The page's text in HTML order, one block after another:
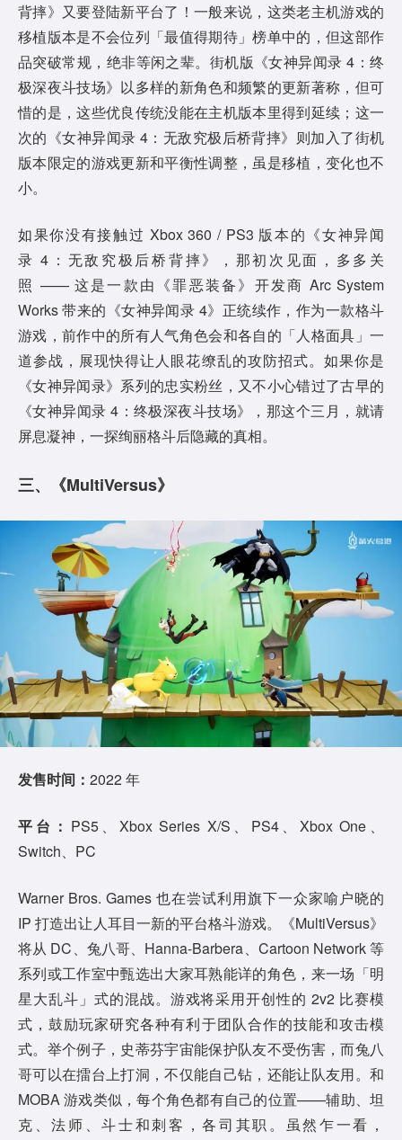
背摔》又要登陆新平台了！一般来说，这类老主机游戏的
移植版本是不会位列「最值得期待」榜单中的，但这部作
品突破常规，绝非等闲之辈。街机版《女神异闻录 4：终
极深夜斗技场》以多样的新角色和频繁的更新著称，但可
惜的是，这些优良传统没能在主机版本里得到延续；这一
次的《女神异闻录 4：无敌究极后桥背摔》则加入了街机
版本限定的游戏更新和平衡性调整，虽是移植，变化也不
小。
如果你没有接触过 Xbox 360 / PS3 版本的《女神异闻
录 4：无敌究极后桥背摔》，那初次见面，多多关
照 —— 这是一款由《罪恶装备》开发商 Arc System
Works 带来的《女神异闻录 4》正统续作，作为一款格斗
游戏，前作中的所有人气角色会和各自的「人格面具」一
道参战，展现快得让人眼花缭乱的攻防招式。如果你是
《女神异闻录》系列的忠实粉丝，又不小心错过了古早的
《女神异闻录 4：终极深夜斗技场》，那这个三月，就请
屏息凝神，一探绚丽格斗后隐藏的真相。
三、《MultiVersus》
发售时间： 2022 年
平台： PS5、Xbox Series X/S、PS4、Xbox One、
Switch、PC
Warner Bros. Games 也在尝试利用旗下一众家喻户晓的
IP 打造出让人耳目一新的平台格斗游戏。《MultiVersus》
将从 DC、兔八哥、Hanna-Barbera、Cartoon Network 等
系列或工作室中甄选出大家耳熟能详的角色，来一场「明
星大乱斗」式的混战。游戏将采用开创性的 2v2 比赛模
式，鼓励玩家研究各种有利于团队合作的技能和攻击模
式。举个例子，史蒂芬宇宙能保护队友不受伤害，而兔八
哥可以在擂台上打洞，不仅能自己钻，还能让队友用。和
MOBA 游戏类似，每个角色都有自己的位置——辅助、坦
克、法师、斗士和刺客，各司其职。虽然乍一看，